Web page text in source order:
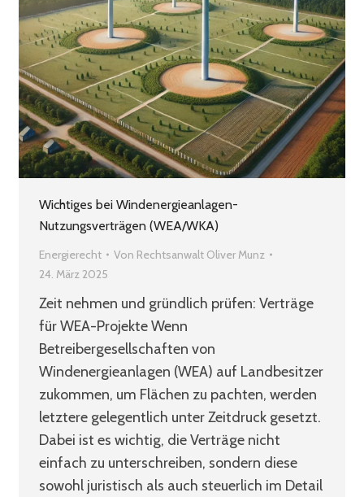
Wichtiges bei Windenergieanlagen-
Nutzungsverträgen (WEA/WKA)
Energierecht Von Rechtsanwalt Oliver Munz
24. März 2025
Zeit nehmen und gründlich prüfen: Verträge
für WEA-Projekte Wenn
Betreibergesellschaften von
Windenergieanlagen (WEA) auf Landbesitzer
zukommen, um Flächen zu pachten, werden
letztere gelegentlich unter Zeitdruck gesetzt.
Dabei ist es wichtig, die Verträge nicht
einfach zu unterschreiben, sondern diese
sowohl juristisch als auch steuerlich im Detail